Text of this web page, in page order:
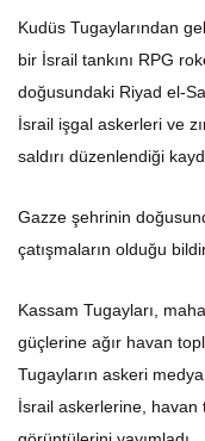
Kudüs Tugaylarından
bir İsrail tankını RPG
doğusundaki Riyad el-
İsrail işgal askerleri ve
saldırı düzenlendiği
Gazze şehrinin
çatışmaların olduğu
Kassam Tugayları,
güçlerine ağır havan
Tugayların askeri
İsrail askerlerine, havan
görüntülerini yayımladı.